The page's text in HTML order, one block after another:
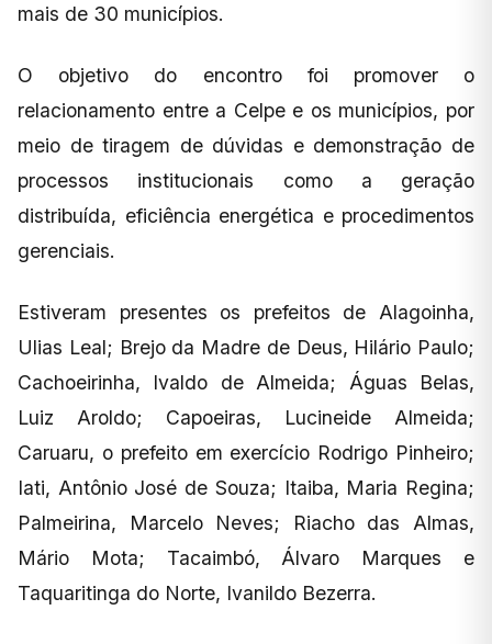
mais de 30 municípios.
O objetivo do encontro foi promover o
relacionamento entre a Celpe e os municípios, por
meio de tiragem de dúvidas e demonstração de
processos institucionais como a geração
distribuída, eficiência energética e procedimentos
gerenciais.
Estiveram presentes os prefeitos de Alagoinha,
Ulias Leal; Brejo da Madre de Deus, Hilário Paulo;
Cachoeirinha, Ivaldo de Almeida; Águas Belas,
Luiz Aroldo; Capoeiras, Lucineide Almeida;
Caruaru, o prefeito em exercício Rodrigo Pinheiro;
Iati, Antônio José de Souza; Itaiba, Maria Regina;
Palmeirina, Marcelo Neves; Riacho das Almas,
Mário Mota; Tacaimbó, Álvaro Marques e
Taquaritinga do Norte, Ivanildo Bezerra.